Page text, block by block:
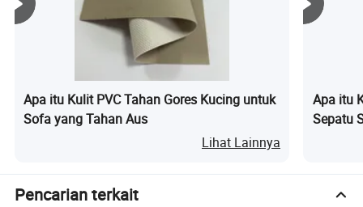
Apa itu Kulit PVC Tahan Gores Kucing untuk
Sofa yang Tahan Aus
Lihat Lainnya
Apa itu
Sepatu
Pencarian terkait